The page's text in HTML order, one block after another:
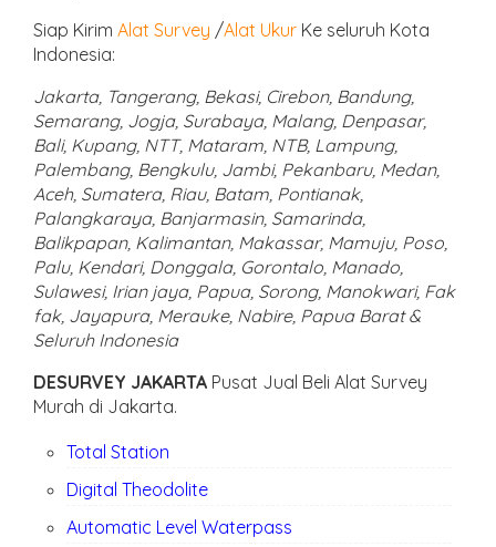
Siap Kirim Alat Survey /Alat Ukur Ke seluruh Kota
Indonesia:
Jakarta, Tangerang, Bekasi, Cirebon, Bandung,
Semarang, Jogja, Surabaya, Malang, Denpasar,
Bali, Kupang, NTT, Mataram, NTB, Lampung,
Palembang, Bengkulu, Jambi, Pekanbaru, Medan,
Aceh, Sumatera, Riau, Batam, Pontianak,
Palangkaraya, Banjarmasin, Samarinda,
Balikpapan, Kalimantan, Makassar, Mamuju, Poso,
Palu, Kendari, Donggala, Gorontalo, Manado,
Sulawesi, Irian jaya, Papua, Sorong, Manokwari, Fak
fak, Jayapura, Merauke, Nabire, Papua Barat &
Seluruh Indonesia
DESURVEY JAKARTA Pusat Jual Beli Alat Survey
Murah di Jakarta.
Total Station
Digital Theodolite
Automatic Level Waterpass